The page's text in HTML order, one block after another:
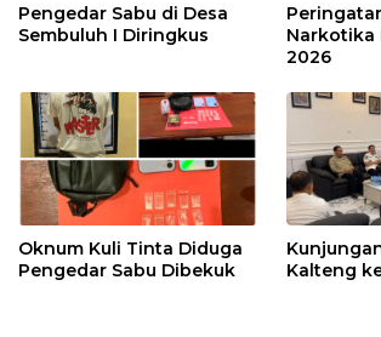
Pengedar Sabu di Desa
Sembuluh I Diringkus
Narkotika
2026
Oknum Kuli Tinta Diduga
Pengedar Sabu Dibekuk
Kalteng